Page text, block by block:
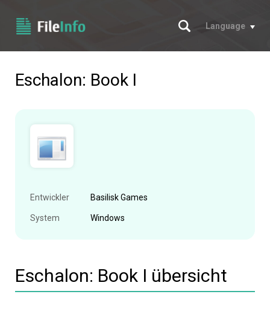
Suche
Language
Eschalon: Book I
Entwickler Basilisk Games
System Windows
Eschalon: Book I übersicht